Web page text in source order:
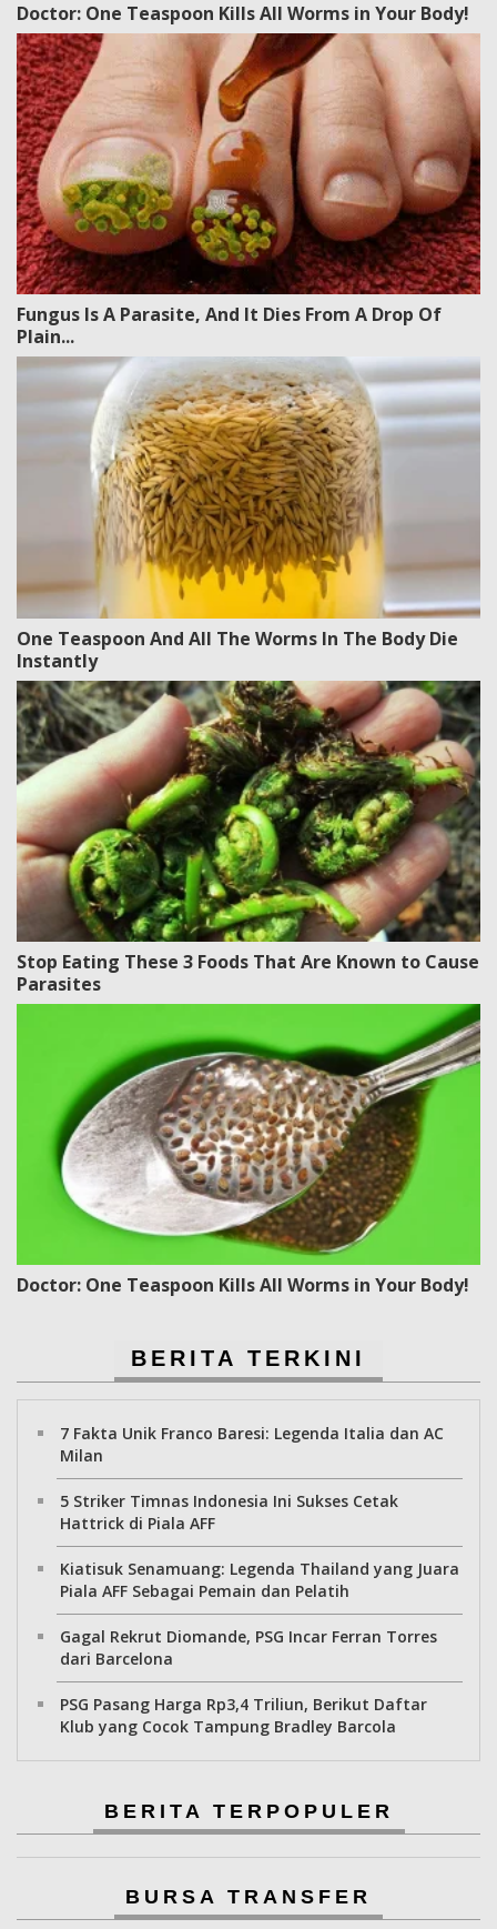
Doctor: One Teaspoon Kills All Worms in Your Body!
Fungus Is A Parasite, And It Dies From A Drop Of
Plain...
One Teaspoon And All The Worms In The Body Die
Instantly
Stop Eating These 3 Foods That Are Known to Cause
Parasites
Doctor: One Teaspoon Kills All Worms in Your Body!
BERITA TERKINI
7 Fakta Unik Franco Baresi: Legenda Italia dan AC
Milan
5 Striker Timnas Indonesia Ini Sukses Cetak
Hattrick di Piala AFF
Kiatisuk Senamuang: Legenda Thailand yang Juara
Piala AFF Sebagai Pemain dan Pelatih
Gagal Rekrut Diomande, PSG Incar Ferran Torres
dari Barcelona
PSG Pasang Harga Rp3,4 Triliun, Berikut Daftar
Klub yang Cocok Tampung Bradley Barcola
BERITA TERPOPULER
BURSA TRANSFER